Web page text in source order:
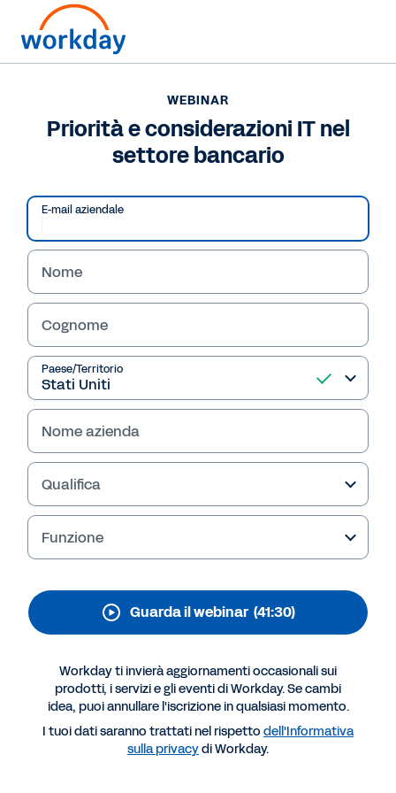
WEBINAR
Priorità e considerazioni IT nel settore bancario
WEBINAR
Priorità e considerazioni IT nel
settore bancario
E-mail aziendale
Nome
Cognome
Paese/Territorio
Nome azienda
Qualifica
Funzione
Guarda il webinar (41:30)
Workday ti invierà aggiornamenti occasionali sui
prodotti, i servizi e gli eventi di Workday. Se cambi
idea, puoi annullare l'iscrizione in qualsiasi momento.
I tuoi dati saranno trattati nel rispetto dell'Informativa
sulla privacydi Workday.